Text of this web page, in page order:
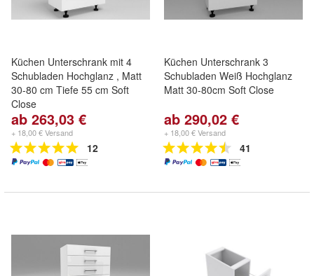
Küchen Unterschrank mit 4
Schubladen Hochglanz , Matt
30-80 cm Tiefe 55 cm Soft
Close
ab 263,03 €
+ 18,00 € Versand
12
Küchen Unterschrank 3
Schubladen Weiß Hochglanz
Matt 30-80cm Soft Close
ab 290,02 €
+ 18,00 € Versand
41